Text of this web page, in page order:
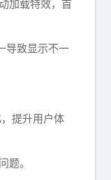
加载特效，首
导致显示不一
提升用户体
题。